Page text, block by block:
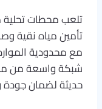
تلعب محطات تحلية
تأمين مياه نقية
مع محدودية
شبكة واسعة من
حديثة لضمان جودة